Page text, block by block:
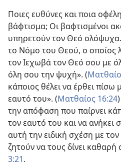
Ποιες ευθύνες και ποια
βάφτισμα; Οι βαφτισμένοι
υπηρετούν τον Θεό
το Νόμο του Θεού, ο οποίος
τον Ιεχωβά τον Θεό σου με
όλη σου την ψυχή». (
κάποιος θέλει να έρθει
εαυτό του». (Ματθαίος 16:24
την απόφαση που παίρνει
τον εαυτό του και να
αυτή την ειδική σχέση με
ζητούν να τους δίνει
3:21.